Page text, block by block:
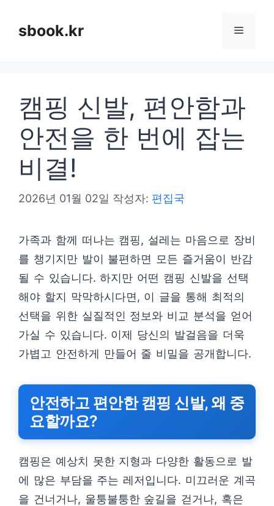
sbook.kr 메
캠핑 신발, 편안함과
안전을 한 번에 잡는
비결!
2026년 01월 02일 작성자: 편집국
가족과 함께 떠나는 캠핑, 설레는 마음으로 장비
를 챙기지만 발이 불편하면 모든 즐거움이 반감
될 수 있습니다. 하지만 어떤 캠핑 신발을 선택
해야 할지 막막하시다면, 이 글을 통해 최적의
선택을 위한 실질적인 정보와 비교 분석을 얻어
가실 수 있습니다. 이제 당신의 발걸음을 더욱
가볍고 안전하게 만들어 줄 비밀을 공개합니다.
안전하고 편안한 캠핑 신발, 왜 중
요할까요?
캠핑은 예상치 못한 지형과 다양한 활동으로 발
에 많은 부담을 주는 레저입니다. 미끄러운 계곡
을 건너거나, 울퉁불퉁한 숲길을 걷거나, 혹은